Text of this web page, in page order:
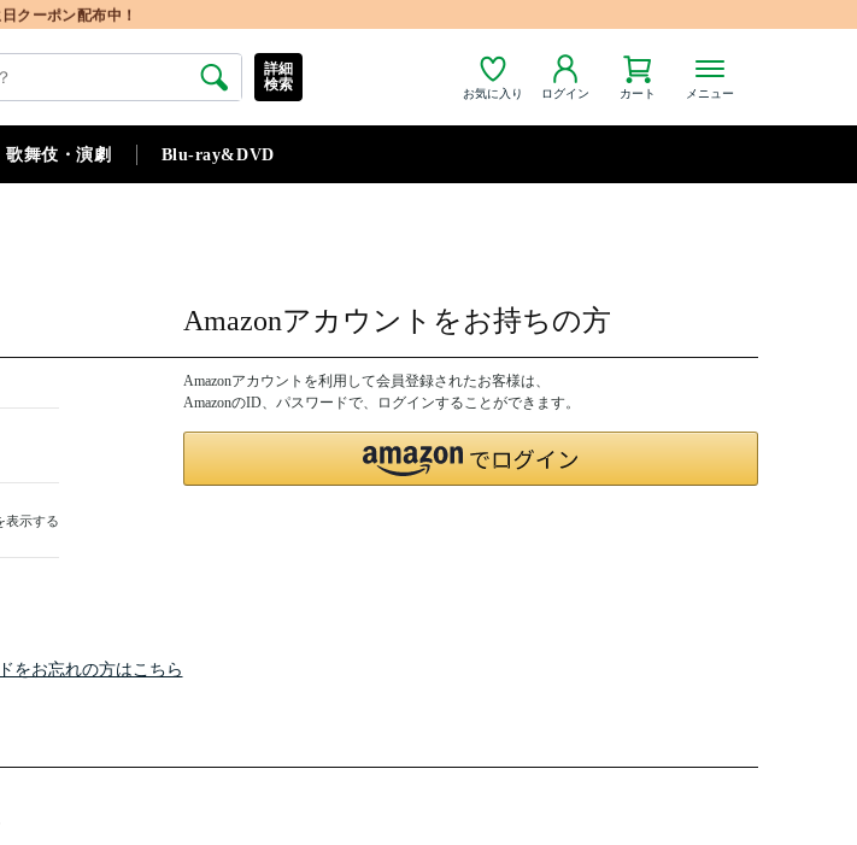
クーポン配布中！
お気に入り ログイン カート メニュー
詳細
検索
歌舞伎・演劇 Blu-ray&DVD
表示する
をお忘れの方はこちら
Amazonアカウントをお持ちの方
Amazonアカウントを利用して会員登録されたお客様は、
AmazonのID、パスワードで、ログインすることができます。